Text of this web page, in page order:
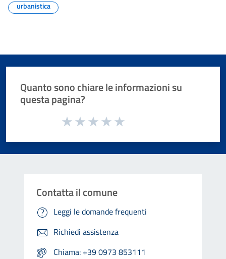
urbanistica
Quanto sono chiare le informazioni su
questa pagina?
Valuta da 1 a 5 stelle la pagina
Contatta il comune
Leggi le domande frequenti
Richiedi assistenza
Chiama: +39 0973 853111